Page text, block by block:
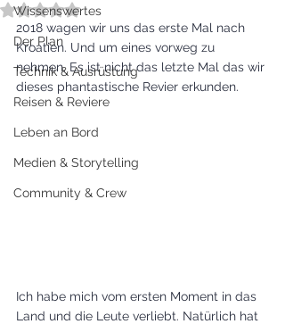
Wissenswertes
Der Plan
Technik & Ausrüstung
Reisen & Reviere
Leben an Bord
Medien & Storytelling
Community & Crew
Mit NaN von 5 Sternen bewertet.
2018 wagen wir uns das erste Mal nach
Kroatien. Und um eines vorweg zu
nehmen. Es ist nicht das letzte Mal das wir
dieses phantastische Revier erkunden.
Ich habe mich vom ersten Moment in das
Land und die Leute verliebt. Natürlich hat